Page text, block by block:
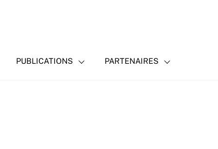
PUBLICATIONS PARTENAIRES